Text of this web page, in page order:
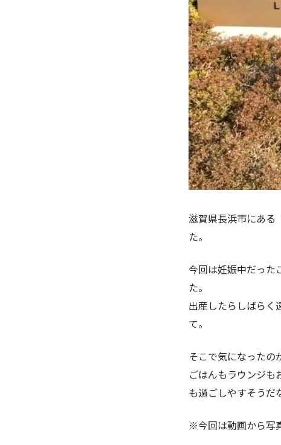
滋賀県長浜市にある
た。
今回は妊娠中だった
た。
出産したらしばらく
て。
そこで気になったの
ごはんもラウンジ
も過ごしやすそうだ
※今回は動画から写